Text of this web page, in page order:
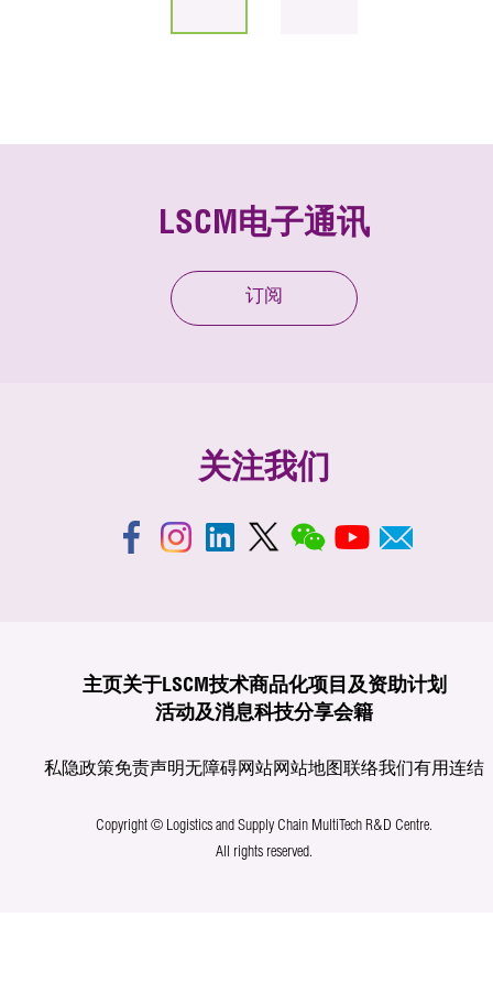
LSCM电子通讯
订阅
关注我们
主页关于LSCM技术商品化项目及资助计划
活动及消息科技分享会籍
私隐政策免责声明无障碍网站网站地图联络我们有用连结
Copyright © Logistics and Supply Chain MultiTech R&D Centre.
All rights reserved.